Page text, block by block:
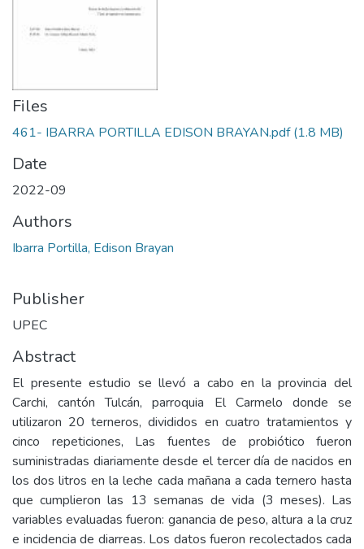
Files
461- IBARRA PORTILLA EDISON BRAYAN.pdf(1.8 MB)
Date
2022-09
Authors
Ibarra Portilla, Edison Brayan
Publisher
UPEC
Abstract
El presente estudio se llevó a cabo en la provincia del
Carchi, cantón Tulcán, parroquia El Carmelo donde se
utilizaron 20 terneros, divididos en cuatro tratamientos y
cinco repeticiones, Las fuentes de probiótico fueron
suministradas diariamente desde el tercer día de nacidos en
los dos litros en la leche cada mañana a cada ternero hasta
que cumplieron las 13 semanas de vida (3 meses). Las
variables evaluadas fueron: ganancia de peso, altura a la cruz
e incidencia de diarreas. Los datos fueron recolectados cada